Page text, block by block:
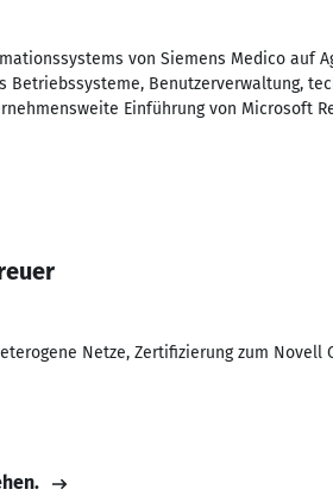
von Siemens Medico auf
Betriebssysteme, Benutzerverwaltung,
Einführung von Microsoft
Netze, Zertifizierung zum Novell